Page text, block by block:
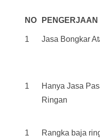
NO PENGERJAAN
1 Jasa Bongkar
1
Hanya Jasa
Ringan
1
Rangka baja